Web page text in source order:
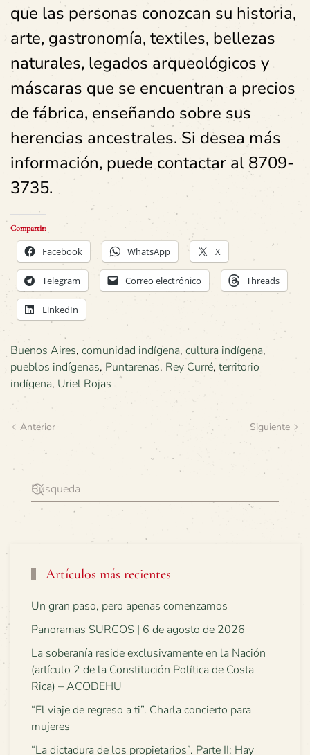
que las personas conozcan su historia,
arte, gastronomía, textiles, bellezas
naturales, legados arqueológicos y
máscaras que se encuentran a precios
de fábrica, enseñando sobre sus
herencias ancestrales. Si desea más
información, puede contactar al 8709-
3735.
Compartir:
Facebook WhatsApp X
Telegram Correo electrónico Threads
LinkedIn
Buenos Aires, comunidad indígena, cultura indígena,
pueblos indígenas, Puntarenas, Rey Curré, territorio
indígena, Uriel Rojas
Anterior Siguiente
Artículos más recientes
Un gran paso, pero apenas comenzamos
Panoramas SURCOS | 6 de agosto de 2026
La soberanía reside exclusivamente en la Nación
(artículo 2 de la Constitución Política de Costa
Rica) – ACODEHU
“El viaje de regreso a ti”. Charla concierto para
mujeres
“La dictadura de los propietarios”. Parte II: Hay